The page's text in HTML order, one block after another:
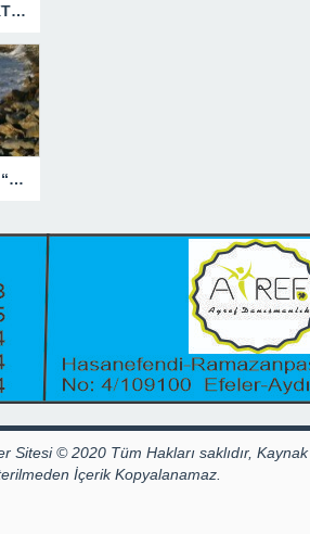
ÇÜRÜK İNSAN ÇÜRÜKTÜR
BASKIN BİR SEÇİMLE “YENİ PARTİ”Yİ DEVRE DIŞI BIRAKMAK İÇİN DÜĞMEYE Mİ BASILDI?
Sitesi © 2020 Tüm Hakları saklıdır, Kaynak
İçerik Kopyalanamaz.